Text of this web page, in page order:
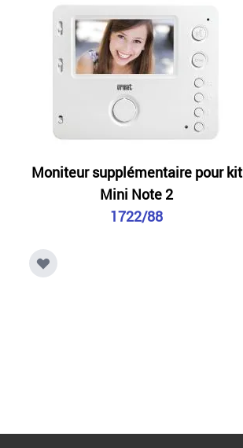
Moniteur supplémentaire pour kit
Mini Note 2
1722/88